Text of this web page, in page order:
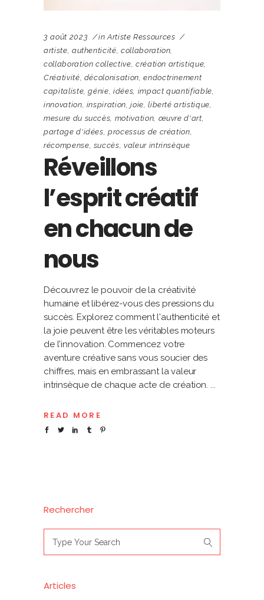
3 août 2023 in Artiste Ressources
artiste, authenticité, collaboration,
collaboration collective, création artistique,
Créativité, décolonisation,endoctrinement
capitaliste,génie,idées, impact quantifiable,
innovation, inspiration,joie,liberté artistique,
mesure du succès, motivation, œuvre d'art,
partage d'idées,processus de création,
récompense, succès,valeur intrinsèque
Réveillons
l’esprit créatif
en chacun de
nous
Découvrez le pouvoir de la créativité
humaine et libérez-vous des pressions du
succès. Explorez comment l'authenticité et
la joie peuvent être les véritables moteurs
de l'innovation. Commencez votre
aventure créative sans vous soucier des
chiffres, mais en embrassant la valeur
intrinsèque de chaque acte de création.
READ MORE
Rechercher
for:
Articles